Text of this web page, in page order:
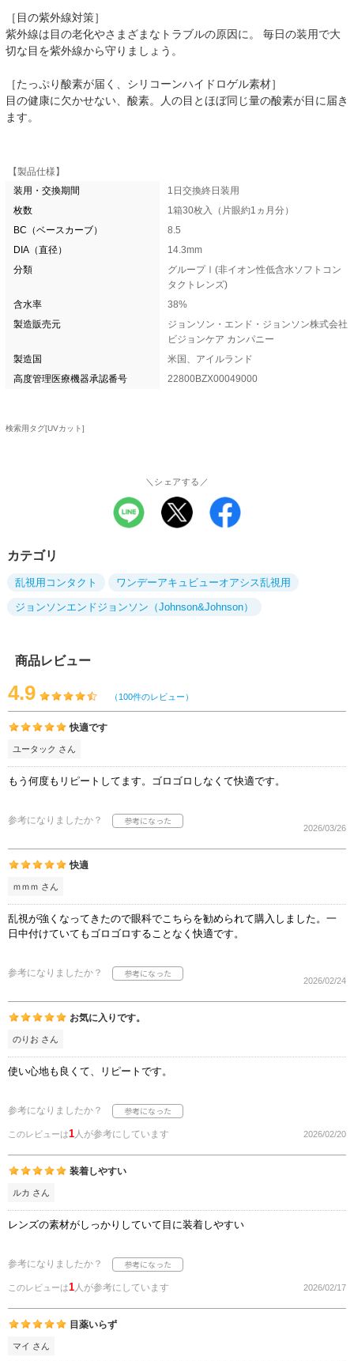
［目の紫外線対策］
紫外線は目の老化やさまざまなトラブルの原因に。 毎日の装用で大
切な目を紫外線から守りましょう。
［たっぷり酸素が届く、シリコーンハイドロゲル素材］
目の健康に欠かせない、酸素。人の目とほぼ同じ量の酸素が目に届き
ます。
【製品仕様】
装用・交換期間
1日交換終日装用
枚数
1箱30枚入（片眼約1ヵ月分）
BC（ベースカーブ）
8.5
DIA（直径）
14.3mm
分類
グループⅠ(非イオン性低含水ソフトコン
タクトレンズ)
含水率
38%
製造販売元
ジョンソン・エンド・ジョンソン株式会社
ビジョンケア カンパニー
製造国
米国、アイルランド
高度管理医療機器承認番号
22800BZX00049000
検索用タグ[UVカット]
＼シェアする／
カテゴリ
乱視用コンタクト ワンデーアキュビューオアシス乱視用
ジョンソンエンドジョンソン（Johnson&Johnson）
商品レビュー
4.9 （100件のレビュー）
快適です
ユータック さん
もう何度もリピートしてます。ゴロゴロしなくて快適です。
参考になりましたか？
2026/03/26
快適
ｍｍｍ さん
乱視が強くなってきたので眼科でこちらを勧められて購入しました。一
日中付けていてもゴロゴロすることなく快適です。
参考になりましたか？
2026/02/24
お気に入りです。
のりお さん
使い心地も良くて、リピートです。
参考になりましたか？
このレビューは1人が参考にしています 2026/02/20
装着しやすい
ルカ さん
レンズの素材がしっかりしていて目に装着しやすい
参考になりましたか？
このレビューは1人が参考にしています 2026/02/17
目薬いらず
マイ さん